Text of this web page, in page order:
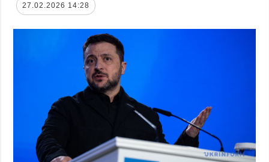
27.02.2026 14:28